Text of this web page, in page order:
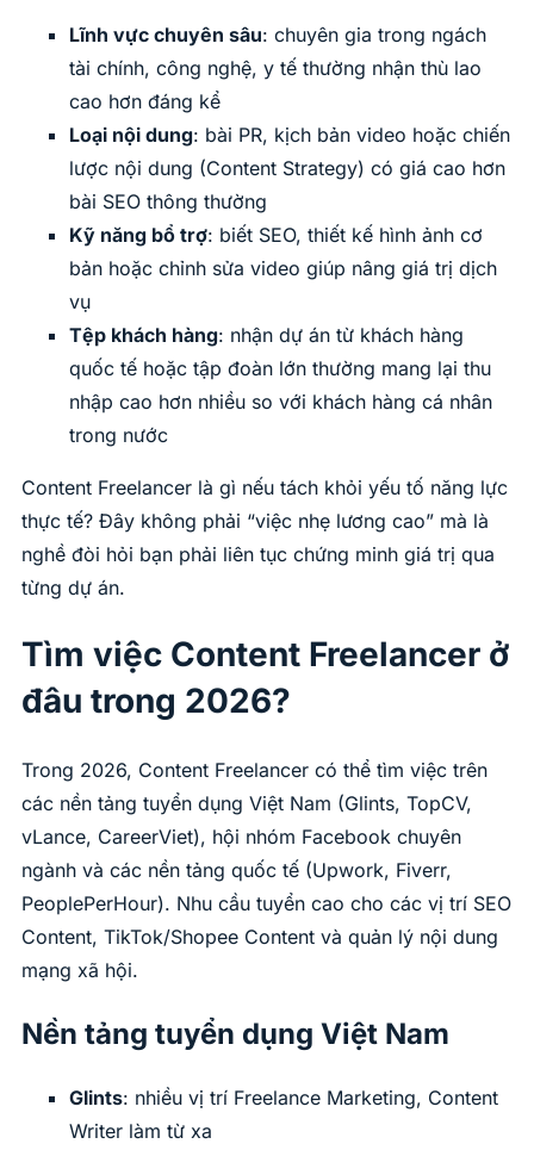
Lĩnh vực chuyên sâu: chuyên gia trong ngách
tài chính, công nghệ, y tế thường nhận thù lao
cao hơn đáng kể
Loại nội dung: bài PR, kịch bản video hoặc chiến
lược nội dung (Content Strategy) có giá cao hơn
bài SEO thông thường
Kỹ năng bổ trợ: biết SEO, thiết kế hình ảnh cơ
bản hoặc chỉnh sửa video giúp nâng giá trị dịch
vụ
Tệp khách hàng: nhận dự án từ khách hàng
quốc tế hoặc tập đoàn lớn thường mang lại thu
nhập cao hơn nhiều so với khách hàng cá nhân
trong nước
Content Freelancer là gì nếu tách khỏi yếu tố năng lực
thực tế? Đây không phải “việc nhẹ lương cao” mà là
nghề đòi hỏi bạn phải liên tục chứng minh giá trị qua
từng dự án.
Tìm việc Content Freelancer ở
đâu trong 2026?
Trong 2026, Content Freelancer có thể tìm việc trên
các nền tảng tuyển dụng Việt Nam (Glints, TopCV,
vLance, CareerViet), hội nhóm Facebook chuyên
ngành và các nền tảng quốc tế (Upwork, Fiverr,
PeoplePerHour). Nhu cầu tuyển cao cho các vị trí SEO
Content, TikTok/Shopee Content và quản lý nội dung
mạng xã hội.
Nền tảng tuyển dụng Việt Nam
Glints: nhiều vị trí Freelance Marketing, Content
Writer làm từ xa